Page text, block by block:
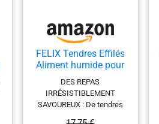
FELIX Tendres Effilés
Aliment humide pour
Sélection Mixte
Emballage
économique, 44
DES REPAS
IRRÉSISTIBLEMENT
SAVOUREUX : De tendres